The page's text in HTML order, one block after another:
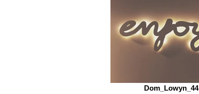
Dom_Lowyn_44